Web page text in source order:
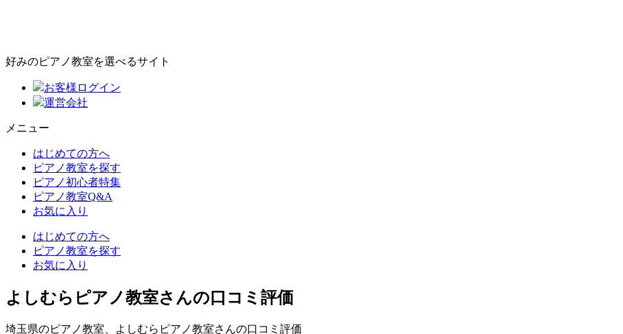
好みのピアノ教室を選べるサイト
お客様ログイン
運営会社
メニュー
はじめての方へ
ピアノ教室を探す
ピアノ初心者特集
ピアノ教室Q&A
お気に入り
はじめての方へ
ピアノ教室を探す
お気に入り
よしむらピアノ教室さんの口コミ評価
埼玉県のピアノ教室、よしむらピアノ教室さんの口コミ評価